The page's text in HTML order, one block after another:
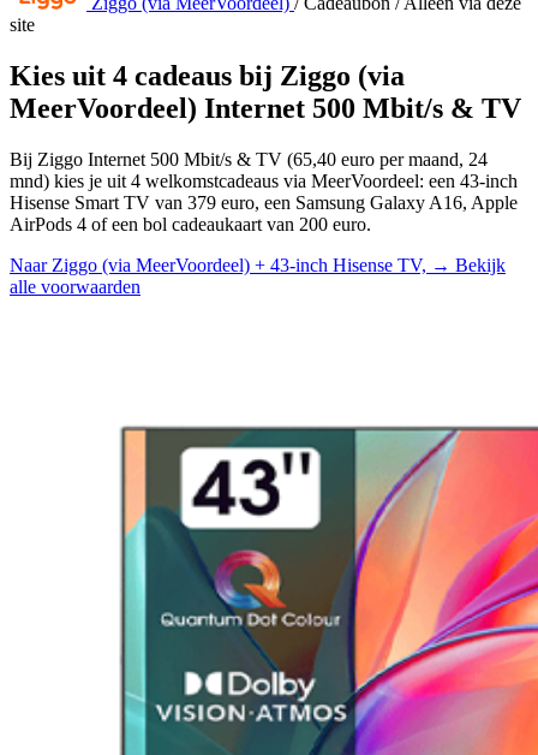
site
Kies uit 4 cadeaus bij Ziggo (via
MeerVoordeel) Internet 500 Mbit/s & TV
Bij Ziggo Internet 500 Mbit/s & TV (65,40 euro per maand, 24
mnd) kies je uit 4 welkomstcadeaus via MeerVoordeel: een 43-inch
Hisense Smart TV van 379 euro, een Samsung Galaxy A16, Apple
AirPods 4 of een bol cadeaukaart van 200 euro.
Naar Ziggo (via MeerVoordeel) + 43-inch Hisense TV, → Bekijk
alle voorwaarden